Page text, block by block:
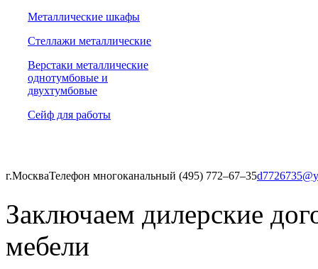
Металлические шкафы
Стеллажи металлические
Верстаки металлические
однотумбовые и
двухтумбовые
Сейф для работы
г.МоскваТелефон многоканальный (495) 772‒67‒35
Заключаем дилерские
мебели